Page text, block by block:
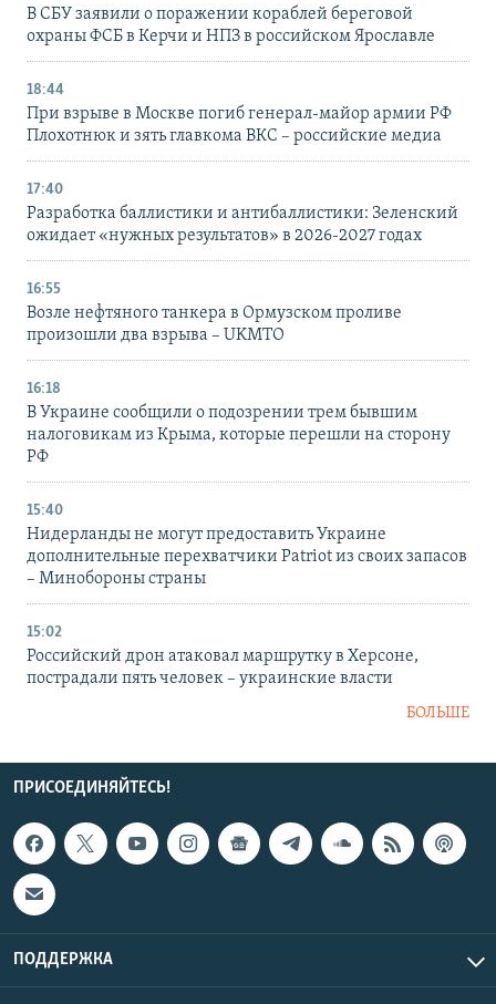
В СБУ заявили о поражении кораблей береговой
охраны ФСБ в Керчи и НПЗ в российском Ярославле
18:44
При взрыве в Москве погиб генерал-майор армии РФ
Плохотнюк и зять главкома ВКС – российские медиа
17:40
Разработка баллистики и антибаллистики: Зеленский
ожидает «нужных результатов» в 2026-2027 годах
16:55
Возле нефтяного танкера в Ормузском проливе
произошли два взрыва – UKMTO
16:18
В Украине сообщили о подозрении трем бывшим
налоговикам из Крыма, которые перешли на сторону
РФ
15:40
Нидерланды не могут предоставить Украине
дополнительные перехватчики Patriot из своих запасов
– Минобороны страны
15:02
Российский дрон атаковал маршрутку в Херсоне,
пострадали пять человек – украинские власти
БОЛЬШЕ
ПРИСОЕДИНЯЙТЕСЬ!
ПОДДЕРЖКА